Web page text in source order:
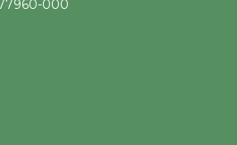
000